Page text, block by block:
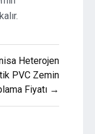
Heterojen
PVC Zemin
Fiyatı →